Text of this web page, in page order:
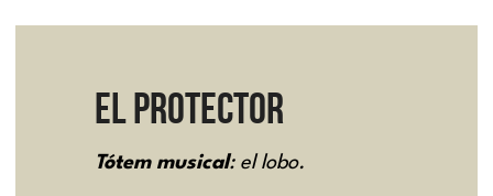
EL protector
Tótem musical: el lobo.